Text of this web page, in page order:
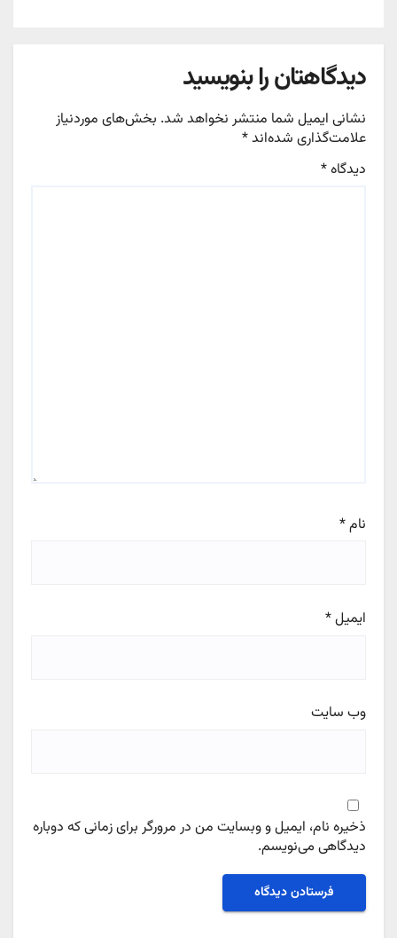
دیدگاهتان را بنویسید
نشانی ایمیل شما منتشر نخواهد شد. بخش‌های موردنیاز
علامت‌گذاری شده‌اند*
دیدگاه*
نام*
ایمیل*
وب‌ سایت
ذخیره نام، ایمیل و وبسایت من در مرورگر برای زمانی که دوباره
دیدگاهی می‌نویسم.